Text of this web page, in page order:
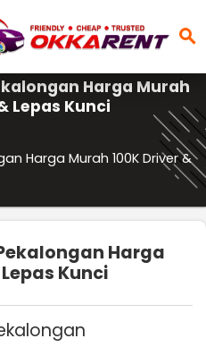
search
Harga Murah
Lepas Kunci
Harga Murah 100K Driver &
Harga
Kunci